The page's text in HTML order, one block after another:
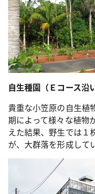
自生種園（Ｅコース沿
貴重な小笠原の自生植
期によって様々な植物
えた結果、 野生では１
が、大群落を形成して